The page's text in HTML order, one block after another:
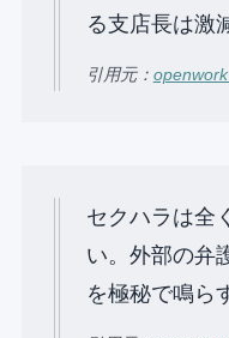
る⽀店⻑は激
引用元：
セクハラは全
い。外部の弁
を極秘で鳴ら